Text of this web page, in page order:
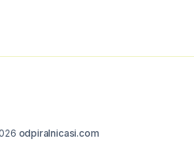
odpiralnicasi.com